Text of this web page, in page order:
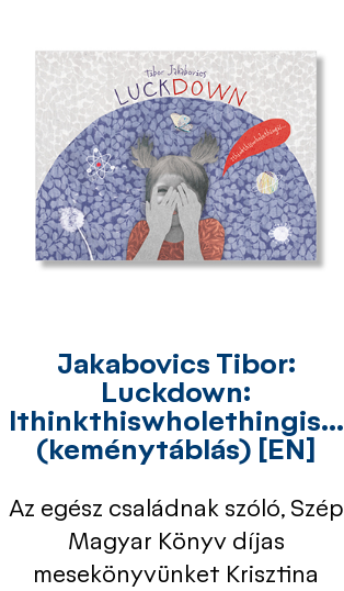
Jakabovics Tibor:
Luckdown:
Ithinkthiswholethingis...
(keménytáblás) [EN]
Az egész családnak szóló, Szép
Magyar Könyv díjas
mesekönyvünket Krisztina